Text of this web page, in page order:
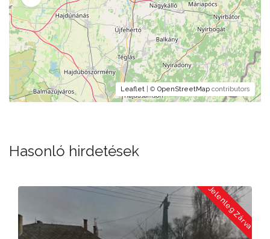
Leaflet | © OpenStreetMap contributors
Hasonló hirdetések
Jelenleg Zárva